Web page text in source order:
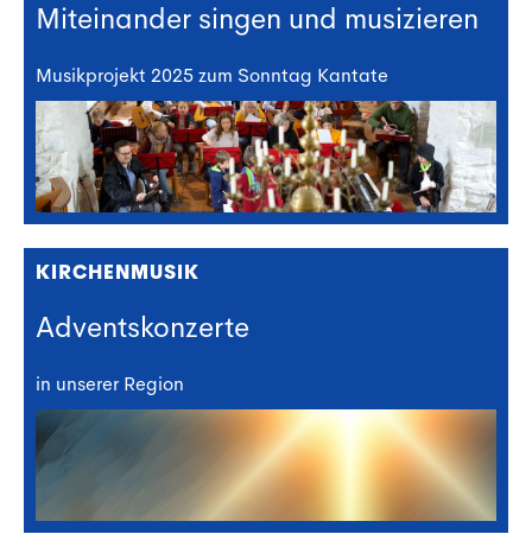
Miteinander singen und musizieren
Musikprojekt 2025 zum Sonntag Kantate
KIRCHENMUSIK
Adventskonzerte
in unserer Region